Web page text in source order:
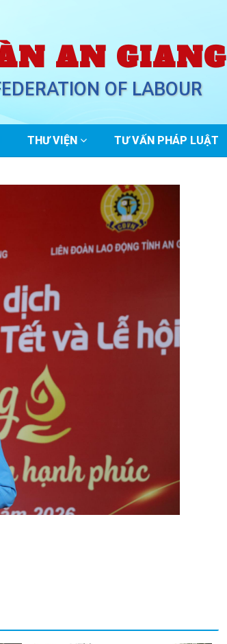
AN GIANG
OF LABOUR
THƯ VIỆN TƯ VẤN PHÁP LUẬT